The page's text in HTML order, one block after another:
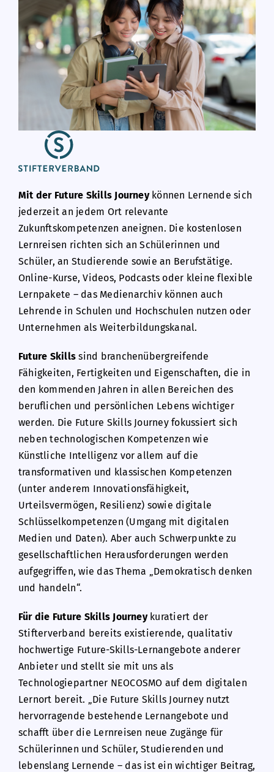
Mit der Future Skills Journeykönnen Lernende sich
jederzeit an jedem Ort relevante
Zukunftskompetenzen aneignen. Die kostenlosen
Lernreisen richten sich an Schülerinnen und
Schüler, an Studierende sowie an Berufstätige.
Online-Kurse, Videos, Podcasts oder kleine flexible
Lernpakete – das Medienarchiv können auch
Lehrende in Schulen und Hochschulen nutzen oder
Unternehmen als Weiterbildungskanal.
Future Skills sind branchenübergreifende
Fähigkeiten, Fertigkeiten und Eigenschaften, die in
den kommenden Jahren in allen Bereichen des
beruflichen und persönlichen Lebens wichtiger
werden. Die Future Skills Journey fokussiert sich
neben technologischen Kompetenzen wie
Künstliche Intelligenz vor allem auf die
transformativen und klassischen Kompetenzen
(unter anderem Innovationsfähigkeit,
Urteilsvermögen, Resilienz) sowie digitale
Schlüsselkompetenzen (Umgang mit digitalen
Medien und Daten). Aber auch Schwerpunkte zu
gesellschaftlichen Herausforderungen werden
aufgegriffen, wie das Thema „Demokratisch denken
und handeln“.
Für die Future Skills Journeykuratiert der
Stifterverband bereits existierende, qualitativ
hochwertige Future-Skills-Lernangebote anderer
Anbieter und stellt sie mit uns als
Technologiepartner NEOCOSMO auf dem digitalen
Lernort bereit. „Die Future Skills Journey nutzt
hervorragende bestehende Lernangebote und
schafft über die Lernreisen neue Zugänge für
Schülerinnen und Schüler, Studierenden und
lebenslang Lernende – das ist ein wichtiger Beitrag,